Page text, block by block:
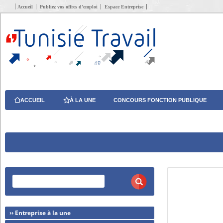
Accueil Publiez vos offres d’emploi Espace Entreprise
ACCUEIL À LA UNE CONCOURS FONCTION PUBLIQUE
›› Entreprise à la une